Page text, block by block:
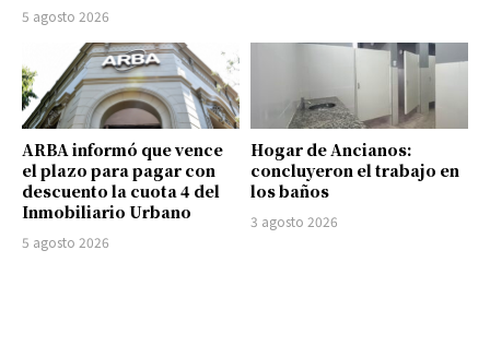
5 agosto 2026
ARBA informó que vence
el plazo para pagar con
descuento la cuota 4 del
Inmobiliario Urbano
5 agosto 2026
Hogar de Ancianos:
concluyeron el trabajo en
los baños
3 agosto 2026